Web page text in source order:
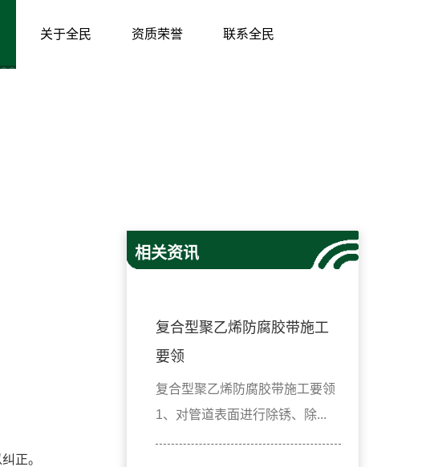
关于全民 资质荣誉 联系全民
正。
相关资讯
复合型聚乙烯防腐胶带施工
要领
复合型聚乙烯防腐胶带施工要领
1、对管道表面进行除锈、除...